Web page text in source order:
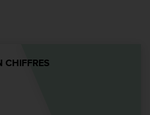
CHIFFRES